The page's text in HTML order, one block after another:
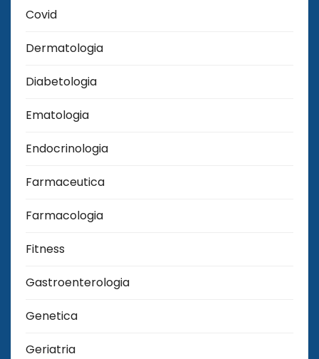
Covid
Dermatologia
Diabetologia
Ematologia
Endocrinologia
Farmaceutica
Farmacologia
Fitness
Gastroenterologia
Genetica
Geriatria